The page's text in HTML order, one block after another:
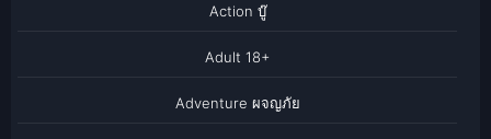
Action บู๊
Adult 18+
Adventure ผจญภัย